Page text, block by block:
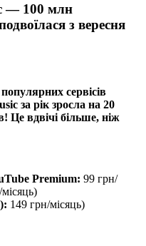
— 100 млн
з вересня
сервісів
за рік зросла на 20
Це вдвічі більше, ніж
Premium: 99 грн/
149 грн/місяць)